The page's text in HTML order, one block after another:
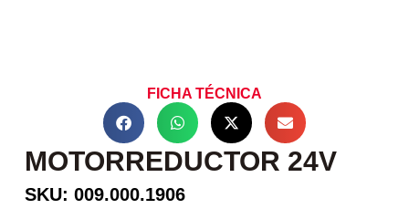
FICHA TÉCNICA
MOTORREDUCTOR 24V
SKU: 009.000.1906